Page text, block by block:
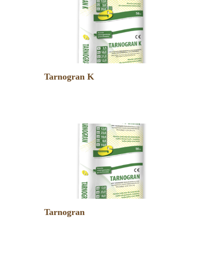
Tarnogran K
Tarnogran